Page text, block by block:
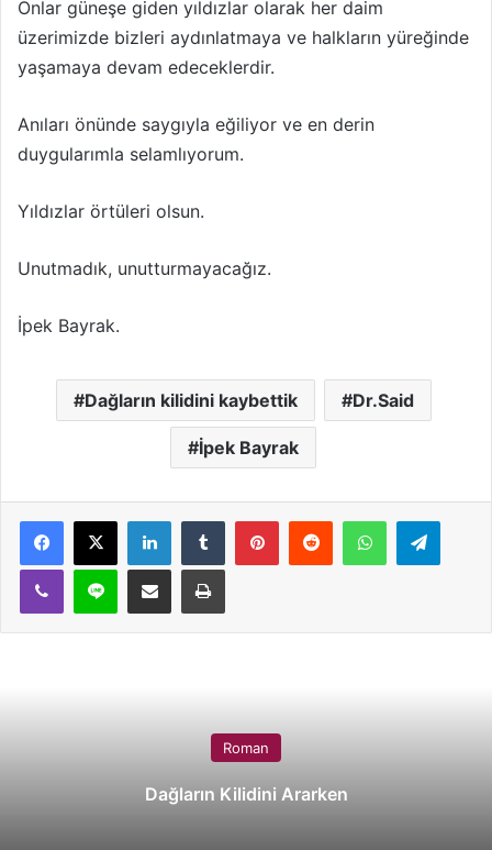
Onlar güneşe giden yıldızlar olarak her daim
üzerimizde bizleri aydınlatmaya ve halkların yüreğinde
yaşamaya devam edeceklerdir.
Anıları önünde saygıyla eğiliyor ve en derin
duygularımla selamlıyorum.
Yıldızlar örtüleri olsun.
Unutmadık, unutturmayacağız.
İpek Bayrak.
Dağların kilidini kaybettik Dr.Said
İpek Bayrak
LinkedInTumblrPinterestRedditWhatsApp
Viber Line E-Posta ile paylaşYazdır
Roman
Dağların Kilidini Ararken